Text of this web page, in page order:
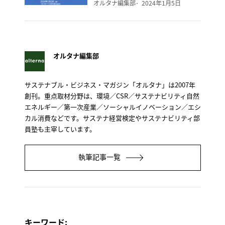
オルタナ編集部 2024年1月5日
オルタナ編集部
サステナブル・ビジネス・マガジン「オルタナ」は2007年
創刊。重点取材分野は、環境／CSR／サステナビリティ自然
エネルギー／第一次産業／ソーシャルイノベーション／エシ
カル消費などです。サステナ経営検定やサステナビリティ部
員塾も主宰しています。
執筆記事一覧
キーワード: